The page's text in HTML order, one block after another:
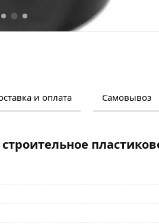
и оплата Самовывоз
описанием и отзывами о
пластиковое 16 л